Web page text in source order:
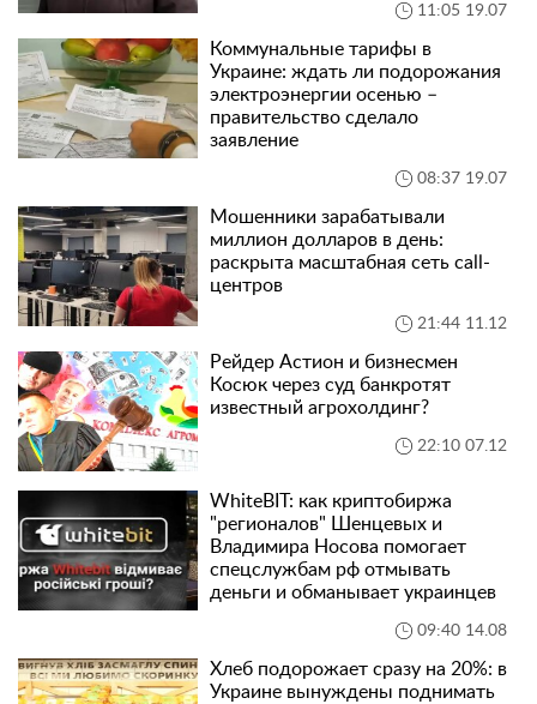
11:05 19.07
Коммунальные тарифы в
Украине: ждать ли подорожания
электроэнергии осенью –
правительство сделало
заявление
08:37 19.07
Мошенники зарабатывали
миллион долларов в день:
раскрыта масштабная сеть call-
центров
21:44 11.12
Рейдер Астион и бизнесмен
Косюк через суд банкротят
известный агрохолдинг?
22:10 07.12
WhiteBIT: как криптобиржа
"регионалов" Шенцевых и
Владимира Носова помогает
спецслужбам рф отмывать
деньги и обманывает украинцев
09:40 14.08
Хлеб подорожает сразу на 20%: в
Украине вынуждены поднимать